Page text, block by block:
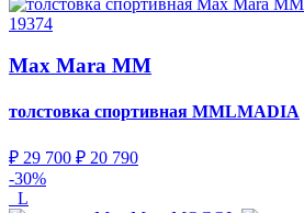
19374
Max Mara MM
толстовка спортивная MMLMADIA
₽ 29 700 ₽ 20 790
-30%
L